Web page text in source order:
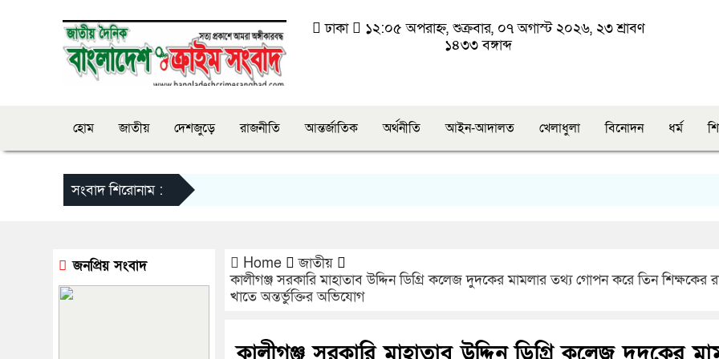
ঢাকা
১২:০৫ অপরাহ্ন, শুক্রবার, ০৭ অগাস্ট ২০২৬, ২৩ শ্রাবণ
১৪৩৩ বঙ্গাব্দ
হোম জাতীয় দেশজুড়ে রাজনীতি আন্তর্জাতিক অর্থনীতি আইন-আদালত খেলাধুলা বিনোদন ধর্ম
সংবাদ শিরোনাম :
Home
জাতীয়
কালীগঞ্জ সরকারি মাহাতাব উদ্দিন ডিগ্রি কলেজ দুদকের মামলার তথ্য গোপন করে তিন শিক্ষকের
খাতে অন্তর্ভুক্তির অভিযোগ
জনপ্রিয় সংবাদ